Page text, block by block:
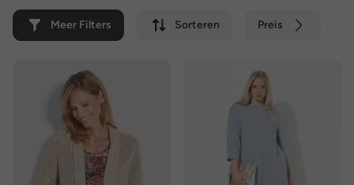
Meer Filters Sorteren Preis